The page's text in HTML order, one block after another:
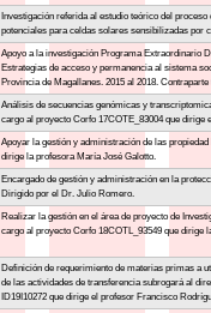
Investigación referida al estudio teórico del
potenciales para celdas solares sensibilizadas por
Apoyo a la investigación Programa Extraordinario
Estrategias de acceso y permanencia al sistema
Provincia de Magallanes. 2015 al 2018.
Análisis de secuencias genómicas y
cargo al proyecto Corfo 17COTE_83004 que dirige
Apoyar la gestión y administración de las
dirige la profesora María José Galotto.
Encargado de gestión y administración en la
Dirigido por el Dr. Julio Romero.
Realizar la gestión en el área de proyecto de
cargo al proyecto Corfo 18COTL_93549 que dirige
Definición de requerimiento de materias primas a
de las actividades de transferencia subrogará al
ID19I10272 que dirige el profesor Francisco